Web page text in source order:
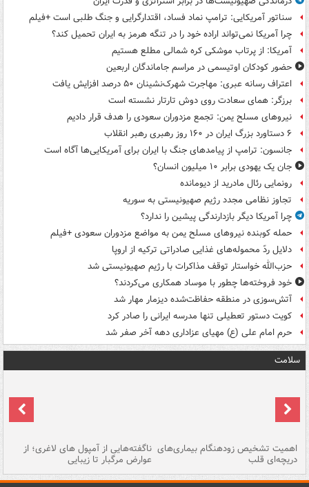
سناتور آمریکایی: ترامپ نماد فساد، اقتدارگرایی و جنگ طلبی است +فیلم
چرا آمریکا نمی‌تواند اراده خود را در تنگه هرمز به ایران تحمیل کند؟
آمریکا: از پرتاب موشکی کره شمالی مطلع هستیم
حضور کودکان اوتیسمی در مراسم جاماندگان اربعین
اعتراف رسانه عبری: مهاجرت شهرک‌نشینان ۵۰ درصد افزایش یافت
برزگر: همای سعادت روی دوش تارتار نشسته است
نیروهای مسلح یمن: تجمع مزدوران سعودی را هدف قرار دادیم
۶ دستاورد بزرگ ایران در ۱۶۰ روز رهبری رهبر انقلاب
جانسون: ترامپ از پیامدهای جنگ با ایران برای آمریکایی‌ها آگاه است
جان یک یهودی برابر ۱۰ میلیون انسان؟
رونمایی رئال مادرید از دیومانده
تجاوز نظامی مجدد رژیم صهیونیستی به سوریه
چرا آمریکا دیگر بازدارندگی پیشین را ندارد؟
حمله کوبنده نیروهای مسلح یمن به مواضع مزدوران سعودی +فیلم
دلایل ردّ محموله‌های غذایی صادراتی ترکیه از اروپا
حزب‌الله خواستار توقف مذاکرات با رژیم صهیونیستی شد
خود فروخته‌ها چطور با موساد همکاری می‌کردند؟
آتش‌سوزی در منطقه حفاظت‌شده دیزمار مهار شد
کویت دستور تعطیلی تنها مدرسه ایرانی را صادر کرد
حرم امام علی (ع) مهیای عزاداری دهه آخر صفر شد
سلامت
اهمیت تشخیص زودهنگام بیماری‌های
دریچه‌ای قلب
ناگفته‌هایی از آمپول های لاغری؛ از
عوارض مرگبار تا زیبایی